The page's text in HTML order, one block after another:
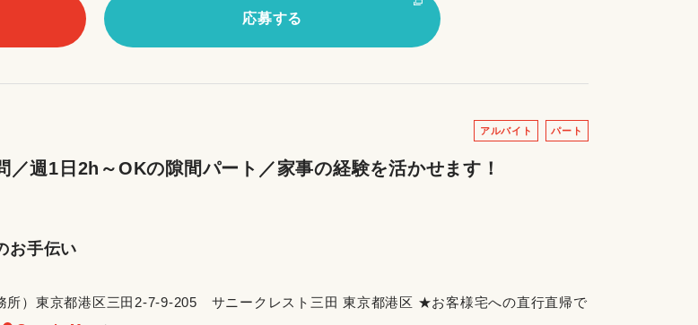
応募する
アルバイト パート
週1日2h～OKの隙間パート／家事の経験を活かせます！
お手伝い
所）東京都港区三田2-7-9-205 サニークレスト三田 東京都港区 ★お客様宅への直行直帰で